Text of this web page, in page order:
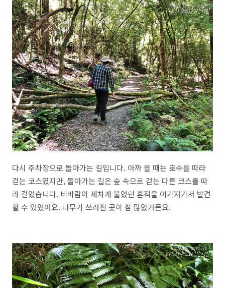
다시 주차장으로 돌아가는 길입니다. 아까 올 때는 호수를 따라
걷는 코스였지만, 돌아가는 길은 숲 속으로 걷는 다른 코스를 따
라 걸었습니다. 비바람이 세차게 불었던 흔적을 여기저기서 발견
할 수 있었어요. 나무가 쓰러진 곳이 참 많았거든요.